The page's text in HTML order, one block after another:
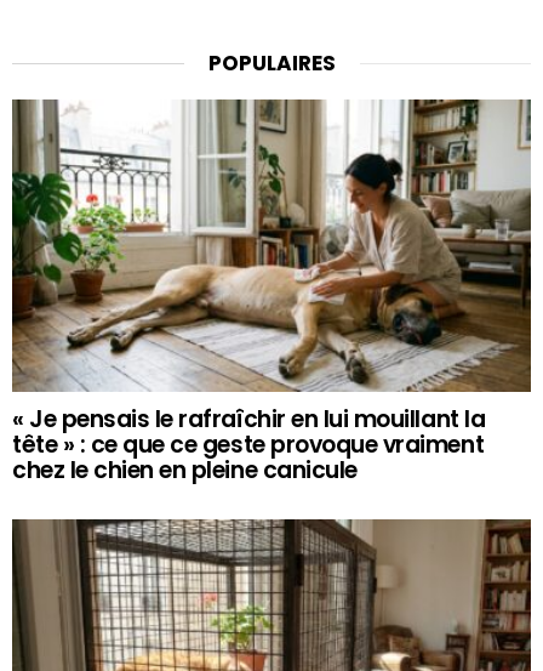
POPULAIRES
« Je pensais le rafraîchir en lui mouillant la
tête » : ce que ce geste provoque vraiment
chez le chien en pleine canicule